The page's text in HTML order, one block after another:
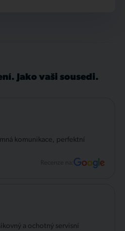
Jako vaši sousedi.
komunikace, perfektní
Recenze na:
a ochotný servisní